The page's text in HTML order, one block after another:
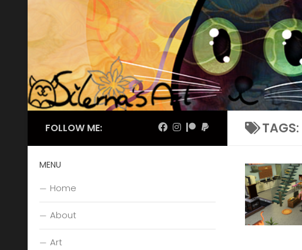
Skip to content
TAGS:
FOLLOW ME:
MENU
Home
About
Art